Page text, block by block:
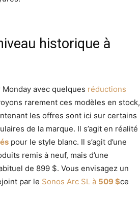
historique à
avec quelques réductions
rarement ces modèles en stock,
les offres sont ici sur certains
de la marque. Il s’agit en réalité
pour le style blanc. Il s’agit d’une
remis à neuf, mais d’une
de 899 $. Vous envisagez un
par le Sonos Arc SL à 509 $ce